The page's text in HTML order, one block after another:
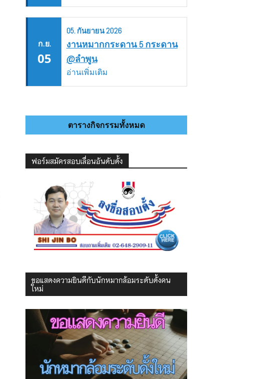
ก.ย.
05
05. กันยายน2026
งานหมากกระดาน 5 กระดาน
@ลำพูน
อ่านเพิ่มเติม
ตารางกิจกรรมทั้งหมด
ฟอร์มสมัครสอบเลื่อนอันดับดั้ง
ขอแสดงความยินดีกับนักหมากล้อมระดับดั้งคน
ใหม่